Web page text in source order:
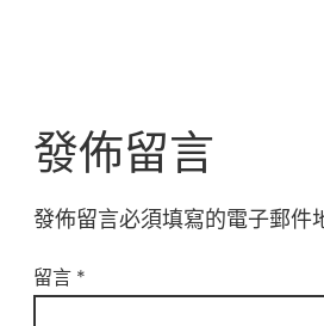
發佈留言
發佈留言必須填寫的電子郵件
留言 *